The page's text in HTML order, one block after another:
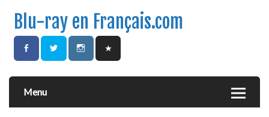
Blu-ray en Français.com
Menu